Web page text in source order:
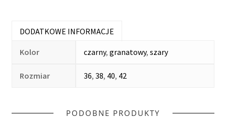
DODATKOWE INFORMACJE
Kolor czarny, granatowy, szary
Rozmiar 36, 38, 40, 42
PODOBNE PRODUKTY